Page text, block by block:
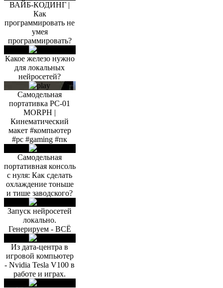
ВАЙБ-КОДИНГ |
Как
программировать не
умея
программировать?
Какое железо нужно
для локальных
нейросетей?
Самодельная
портативка PC-01
MORPH |
Кинематический
макет #компьютер
#pc #gaming #пк
Самодельная
портативная консоль
с нуля: Как сделать
охлаждение тоньше
и тише заводского?
Запуск нейросетей
локально.
Генерируем - ВСЁ
Из дата-центра в
игровой компьютер
- Nvidia Tesla V100 в
работе и играх.